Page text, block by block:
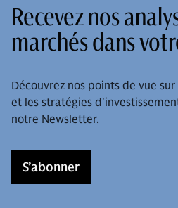
Recevez nos
marchés dans
Découvrez nos points de vue
et les stratégies
notre Newsletter.
S’abonner